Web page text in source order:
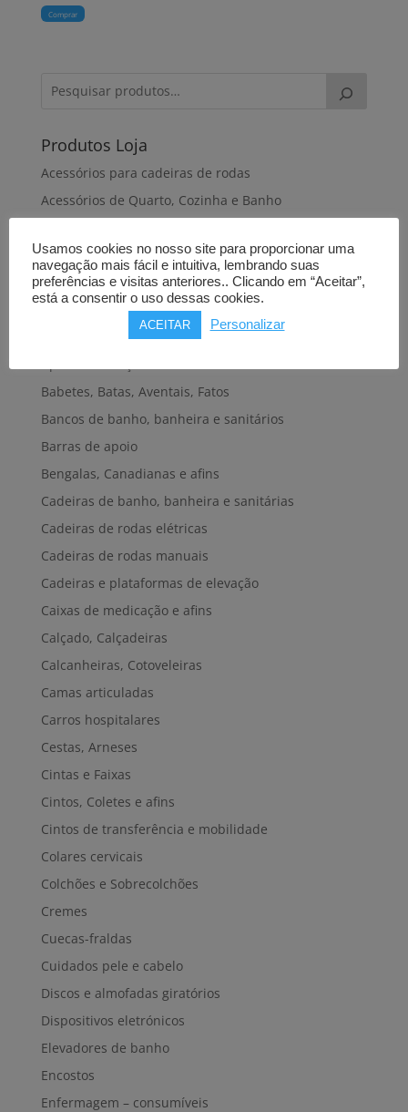
Comprar
Produtos Loja
Acessórios para cadeiras de rodas
Acessórios de Quarto, Cozinha e Banho
Almofadas de dormir
Almofadas de posicionamento
Alteadores de sanita
Andadeiras, Andarilhos
Babetes, Batas, Aventais, Fatos
Bancos de banho, banheira e sanitários
Barras de apoio
Bengalas, Canadianas e afins
Cadeiras de banho, banheira e sanitárias
Cadeiras de rodas elétricas
Cadeiras de rodas manuais
Cadeiras e plataformas de elevação
Caixas de medicação e afins
Calçado, Calçadeiras
Calcanheiras, Cotoveleiras
Camas articuladas
Carros hospitalares
Cestas, Arneses
Cintas e Faixas
Cintos, Coletes e afins
Cintos de transferência e mobilidade
Colares cervicais
Colchões e Sobrecolchões
Cremes
Cuecas-fraldas
Cuidados pele e cabelo
Discos e almofadas giratórios
Dispositivos eletrónicos
Elevadores de banho
Encostos
Enfermagem – consumíveis
Usamos cookies no nosso site para proporcionar uma
navegação mais fácil e intuitiva, lembrando suas
preferências e visitas anteriores.. Clicando em “Aceitar”,
está a consentir o uso dessas cookies.
ACEITAR Personalizar